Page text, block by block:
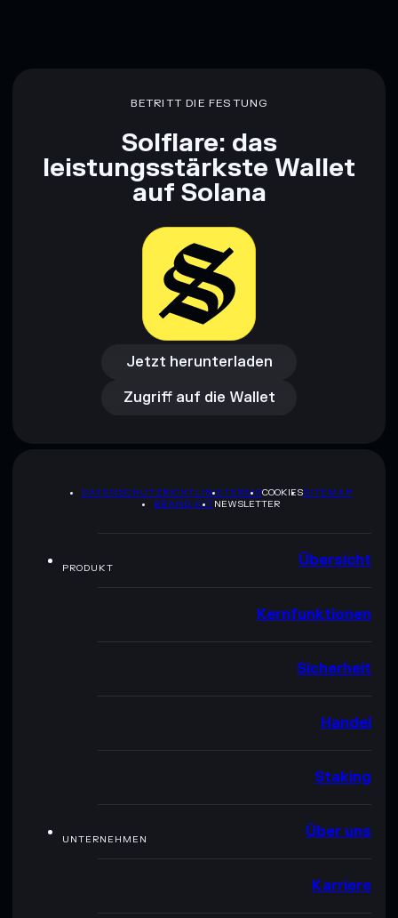
BETRITT DIE FESTUNG
Solflare: das
leistungsstärkste Wallet
auf Solana
Jetzt herunterladen
Jetzt herunterladen
Zugriff auf die Wallet
Zugriff auf die Wallet
DATENSCHUTZRICHTLINIETERMSCOOKIESSITEMAP
BRAND-KITNEWSLETTER
PRODUKT Übersicht
Kernfunktionen
Sicherheit
Handel
Staking
UNTERNEHMEN Über uns
Karriere